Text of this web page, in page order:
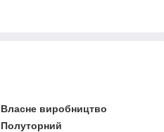
Власне виробництво
Полуторний